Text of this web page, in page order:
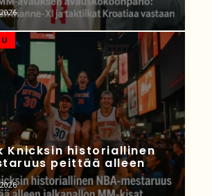
Knicksin historiallinen
peittää alleen